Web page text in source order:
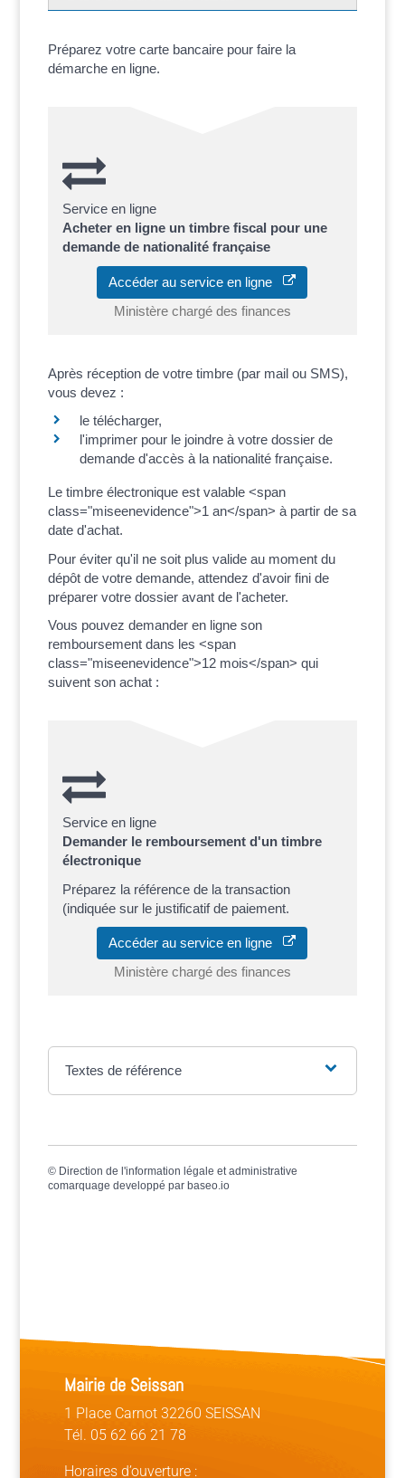
Préparez votre carte bancaire pour faire la
démarche en ligne.
Service en ligne
Acheter en ligne un timbre fiscal pour une
demande de nationalité française
Accéder au service en ligne
Ministère chargé des finances
Après réception de votre timbre (par mail ou SMS),
vous devez :
le télécharger,
l'imprimer pour le joindre à votre dossier de
demande d'accès à la nationalité française.
Le timbre électronique est valable <span
class="miseenevidence">1 an</span> à partir de sa
date d'achat.
Pour éviter qu'il ne soit plus valide au moment du
dépôt de votre demande, attendez d'avoir fini de
préparer votre dossier avant de l'acheter.
Vous pouvez demander en ligne son
remboursement dans les <span
class="miseenevidence">12 mois</span> qui
suivent son achat :
Service en ligne
Demander le remboursement d'un timbre
électronique
Préparez la référence de la transaction
(indiquée sur le justificatif de paiement.
Accéder au service en ligne
Ministère chargé des finances
Textes de référence
© Direction de l'information légale et administrative
comarquage developpé par baseo.io
Mairie de Seissan
1 Place Carnot 32260 SEISSAN
Tél. 05 62 66 21 78
Horaires d’ouverture :